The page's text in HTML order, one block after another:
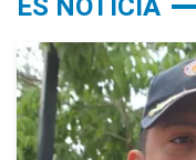
ES NOTICIA